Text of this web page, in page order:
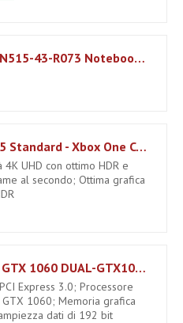
Acer Nitro 5 AN515-43-R073 Notebook Gaming Portatile, AMD Ryzen 7 3750U, Ram 8 GB DDR4, 512 GB PCIe NVMe SSD, Display 15.6" FHD IPS LED LCD, NVIDIA GeForce GTX 1650 4 GB GDDR5, Windows 10 Home, Nero
Gears of War 5 Standard - Xbox One Codice download
4K UHD con ottimo HDR e
al secondo; Ottima grafica
Asus GeForce GTX 1060 DUAL-GTX1060-3G, Scheda Grafica, 3 GB GDDR3, PCI-E3
Express 3.0; Processore
GTX 1060; Memoria grafica
dati di 192 bit